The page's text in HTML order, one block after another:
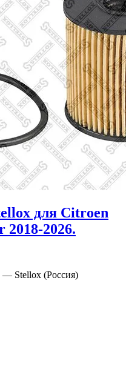
для Citroen
2018-2026.
— Stellox (Россия)